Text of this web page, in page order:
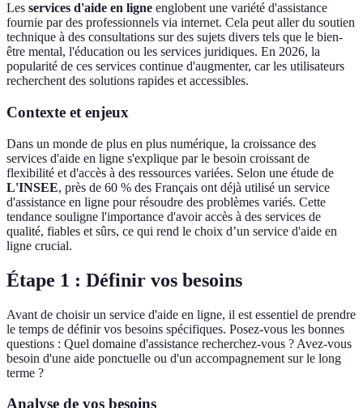
Les services d'aide en ligne englobent une variété d'assistance
fournie par des professionnels via internet. Cela peut aller du soutien
technique à des consultations sur des sujets divers tels que le bien-
être mental, l'éducation ou les services juridiques. En 2026, la
popularité de ces services continue d'augmenter, car les utilisateurs
recherchent des solutions rapides et accessibles.
Contexte et enjeux
Dans un monde de plus en plus numérique, la croissance des
services d'aide en ligne s'explique par le besoin croissant de
flexibilité et d'accès à des ressources variées. Selon une étude de
L'INSEE, près de 60 % des Français ont déjà utilisé un service
d'assistance en ligne pour résoudre des problèmes variés. Cette
tendance souligne l'importance d'avoir accès à des services de
qualité, fiables et sûrs, ce qui rend le choix d’un service d'aide en
ligne crucial.
Étape 1 : Définir vos besoins
Avant de choisir un service d'aide en ligne, il est essentiel de prendre
le temps de définir vos besoins spécifiques. Posez-vous les bonnes
questions : Quel domaine d'assistance recherchez-vous ? Avez-vous
besoin d'une aide ponctuelle ou d'un accompagnement sur le long
terme ?
Analyse de vos besoins